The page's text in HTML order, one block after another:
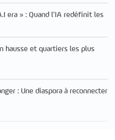
era » : Quand l’IA redéfinit les
hausse et quartiers les plus
: Une diaspora à reconnecter